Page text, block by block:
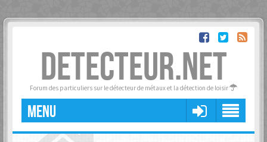
DETECTEUR.NET
Forum des particuliers sur le détecteur de métaux et la détection de loisir
MENU